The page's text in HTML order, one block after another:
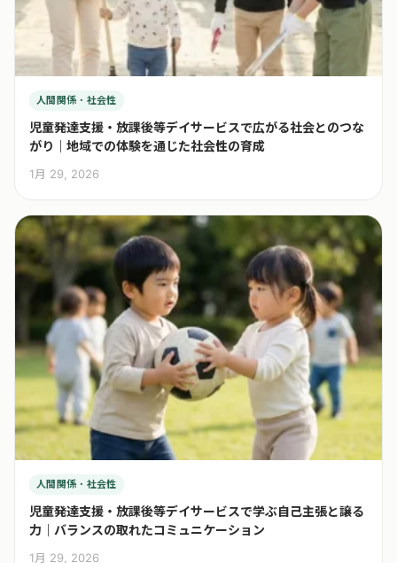
人間関係・社会性
児童発達支援・放課後等デイサービスで広がる社会とのつな
がり｜地域での体験を通じた社会性の育成
1月 29, 2026
人間関係・社会性
児童発達支援・放課後等デイサービスで学ぶ自己主張と譲る
力｜バランスの取れたコミュニケーション
1月 29, 2026